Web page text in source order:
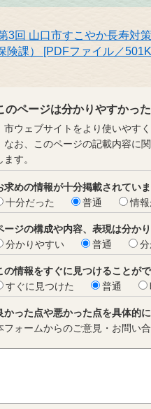
3回 山口市すこやか長寿対
険課） [PDFファイル／
のページは分かりやすかっ
市ウェブサイトをより使いやす
なお、このページの記載内容に
ます。
求めの情報が十分掲載されてい
十分だった
普通 情
ージの構成や内容、表現は分か
分かりやすい
普通
の情報をすぐに見つけることが
すぐに見つけた
普通
かった点や悪かった点を具体的
フォームからのご意見・お問い